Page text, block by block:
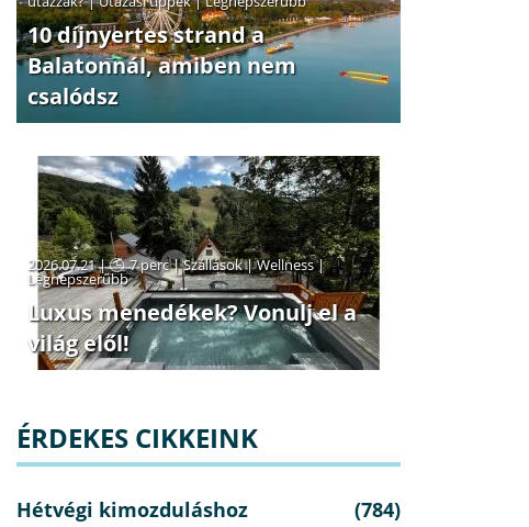
10 díjnyertes strand a
Balatonnál, amiben nem
csalódsz
2026.07.21 | 7 perc|Szállások|Wellness|
Legnépszerűbb
Luxus menedékek? Vonulj el a
világ elől!
ÉRDEKES CIKKEINK
Hétvégi kimozduláshoz
(784)